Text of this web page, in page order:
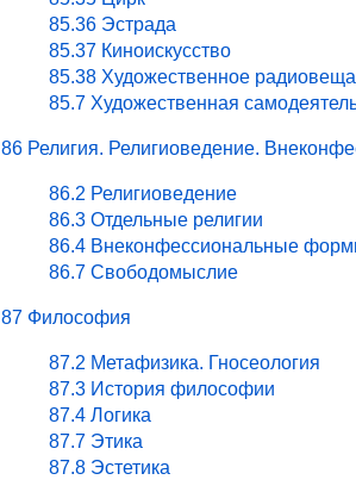
85.36 Эстрада
85.37 Киноискусство
85.38 Художественное
85.7 Художественная
86 Религия. Религиоведение.
86.2 Религиоведение
86.3 Отдельные религии
86.4 Внеконфессиональные
86.7 Свободомыслие
87 Философия
87.2 Метафизика. Гносеология
87.3 История философии
87.4 Логика
87.7 Этика
87.8 Эстетика